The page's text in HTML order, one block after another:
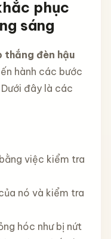
phục
sáng
thắng đèn hậu
hành các bước
đây là các
việc kiểm tra
nó và kiểm tra
hóc như bị nứt